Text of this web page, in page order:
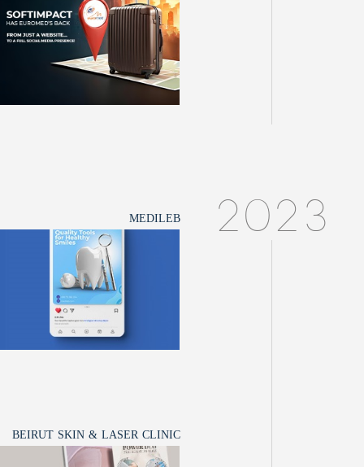
2023
MEDILEB
BEIRUT SKIN & LASER CLINIC